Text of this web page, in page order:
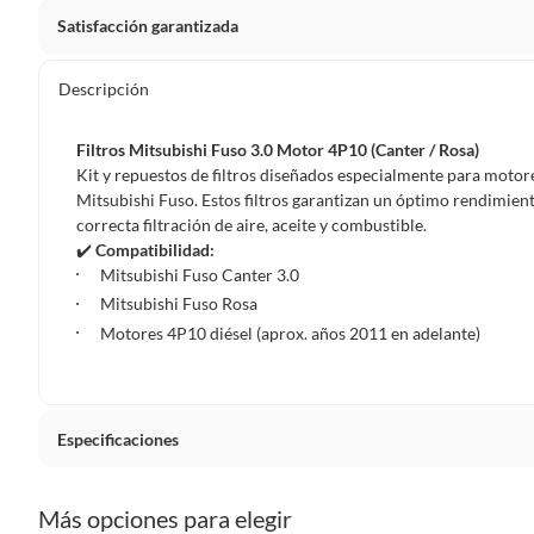
Satisfacción garantizada
Debe estar en perfecto estado, con todas sus etiquetas,
Productos que, por su naturaleza, no puedan ser devueltos,
Confeccionados a la medida.
De uso personal.
En sodimac.cl te damos30 días desde que recibes el
etiquetas y sin uso, tal como te lo entregamos.
Productos digitales que se entregan a través de una
remanufacturados o con alguna deficiencia, que sean
Pinturas de un color a solicitud.
Descripción
Filtros Mitsubishi Fuso 3.0 Motor 4P10 (Canter / Rosa)
Kit y repuestos de filtros diseñados especialmente para
Mitsubishi Fuso. Estos filtros garantizan un óptimo
correcta filtración de aire, aceite y combustible.
✔️Compatibilidad:
Mitsubishi Fuso Canter 3.0
Mitsubishi Fuso Rosa
Motores 4P10 diésel (aprox. años 2011 en adelante)
Especificaciones
Más opciones para elegir